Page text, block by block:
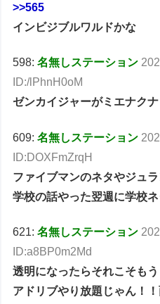
>>565
インビジブルワルドかな
598:名無しステーション
ID:/lPhnH0oM
ゼンカイジャーがミエナク
609:名無しステーション
ID:DOXFmZrqH
ファイブマンのネタやジュ
学校の話やった翌週に学校
621:名無しステーション
ID:a8BP0m2Md
透明になったらそれこそもう
アドリブやり放題じゃん！